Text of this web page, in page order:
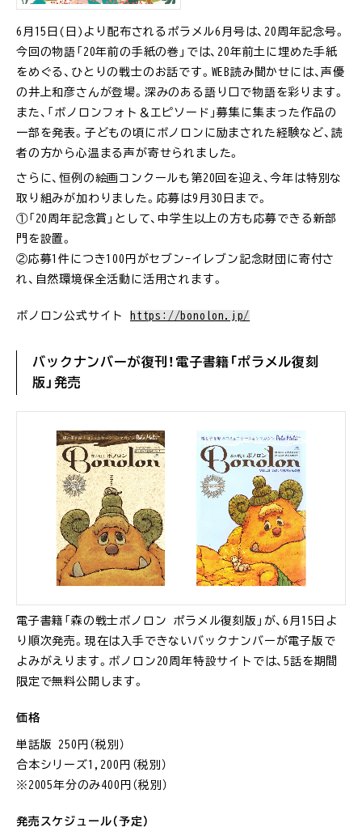
6月15日(日)より配布されるポラメル6月号は、20周年記念号。
今回の物語「20年前の手紙の巻」では、20年前土に埋めた手紙
をめぐる、ひとりの戦士のお話です。WEB読み聞かせには、声優
の井上和彦さんが登場。深みのある語り口で物語を彩ります。
また、「ボノロンフォト＆エピソード」募集に集まった作品の
一部を発表。子どもの頃にボノロンに励まされた経験など、読
者の方から心温まる声が寄せられました。
さらに、恒例の絵画コンクールも第20回を迎え、今年は特別な
取り組みが加わりました。応募は9月30日まで。
①「20周年記念賞」として、中学生以上の方も応募できる新部
門を設置。
②応募1件につき100円がセブン-イレブン記念財団に寄付さ
れ、自然環境保全活動に活用されます。
ボノロン公式サイト https://bonolon.jp/
バックナンバーが復刊！電子書籍「ポラメル復刻
版」発売
電子書籍「森の戦士ボノロン ポラメル復刻版」が、6月15日よ
り順次発売。現在は入手できないバックナンバーが電子版で
よみがえります。ボノロン20周年特設サイトでは、5話を期間
限定で無料公開します。
価格
単話版 250円（税別）
合本シリーズ1,200円（税別）
※2005年分のみ400円（税別）
発売スケジュール（予定）